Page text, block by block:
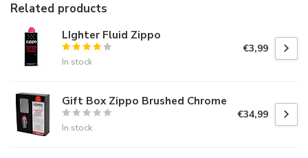
Related products
LIghter Fluid Zippo
In stock
€3,99
Gift Box Zippo Brushed Chrome
In stock
€34,99